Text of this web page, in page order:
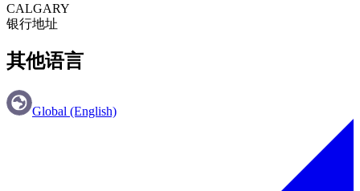
CALGARY
银行地址
其他语言
Global (English)